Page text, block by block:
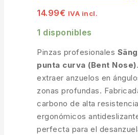
14.99€ IVA incl.
1 disponibles
Pinzas profesionales
punta curva (Bent Nose)
extraer anzuelos en
zonas profundas.
carbono de alta
ergonómicos
perfecta para el